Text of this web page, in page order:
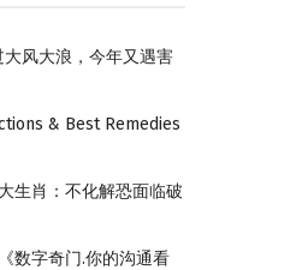
大风大浪，今年又遇害
& Best Remedies
生肖：不化解恐面临破
数字奇门.你的沟通看